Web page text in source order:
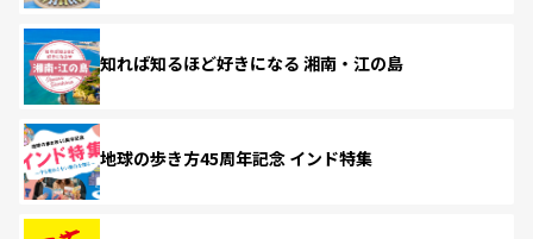
知れば知るほど好きになる 湘南・江の島
地球の歩き方45周年記念 インド特集